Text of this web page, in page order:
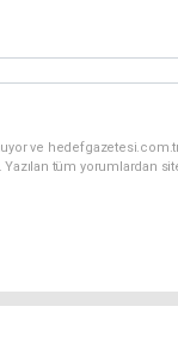
ve
Yazılan tüm yorumlardan